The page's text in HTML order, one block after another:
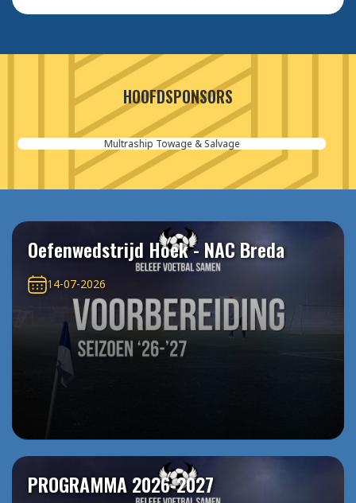
HOOFDSPONSORS
Aannemersbedrijf van der Poel
Oefenwedstrijd Hoek - NAC Breda
14-07-2026
PROGRAMMA 2026-2027